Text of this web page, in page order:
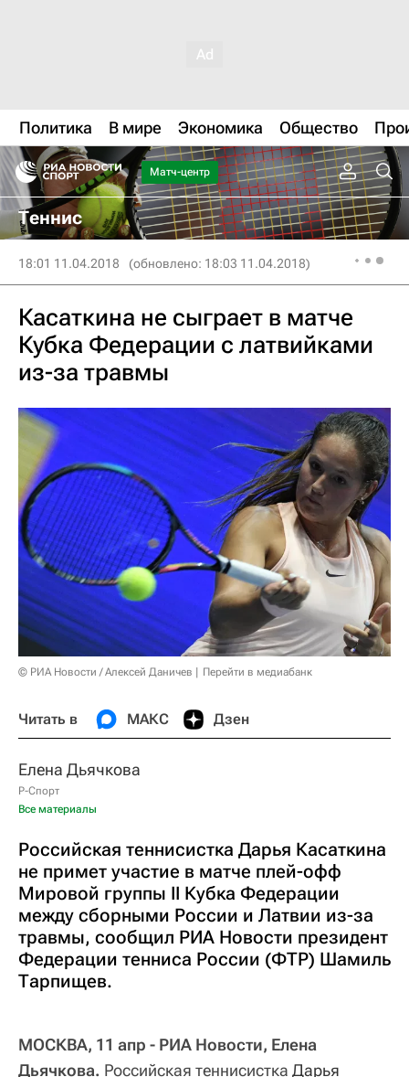
Политика В мире Экономика Общество
Матч-центр
Теннис
18:01 11.04.2018 (обновлено: 18:03 11.04.2018)
Касаткина не сыграет в матче
Кубка Федерации с латвийками
из-за травмы
© РИА Новости / Алексей Даничев Перейти в медиабанк
Читать в МАКС Дзен
Елена Дьячкова
Р-Спорт
Все материалы
Российская теннисистка Дарья Касаткина
не примет участие в матче плей-офф
Мировой группы II Кубка Федерации
между сборными России и Латвии из-за
травмы, сообщил РИА Новости президент
Федерации тенниса России (ФТР) Шамиль
Тарпищев.
МОСКВА, 11 апр - РИА Новости, Елена
Дьячкова. Российская теннисистка Дарья